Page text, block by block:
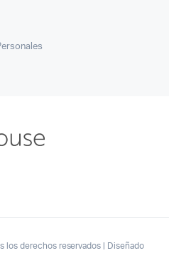
los derechos reservados | Diseñado